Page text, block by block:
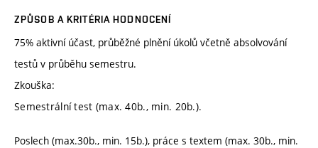
ZPŮSOB A KRITÉRIA HODNOCENÍ
75% aktivní účast, průběžné plnění úkolů včetně absolvování
testů v průběhu semestru.
Zkouška:
Semestrální test (max. 40b., min. 20b.).
Poslech (max.30b., min. 15b.), práce s textem (max. 30b., min.